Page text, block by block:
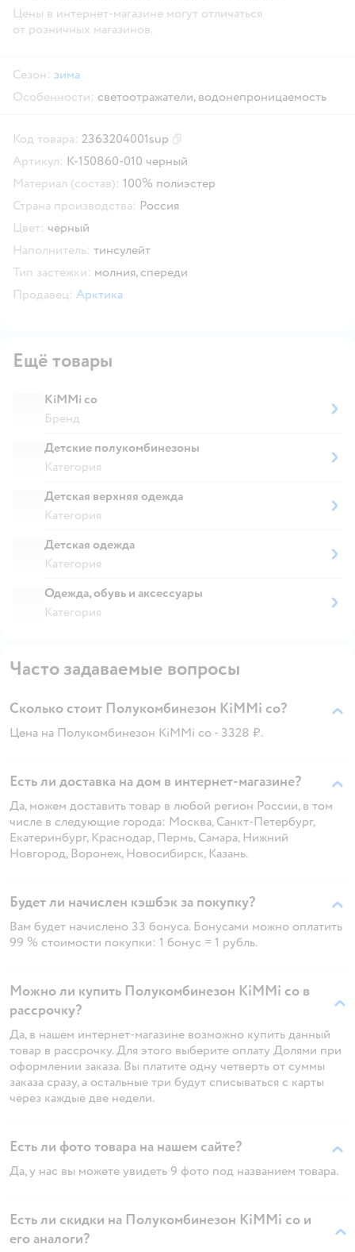
Цены в интернет-магазине могут отличаться
от розничных магазинов.
Сезон: зима
Особенности: светоотражатели, водонепроницаемость
Код товара: 2363204001sup
Артикул: К-150860-010 черный
Материал (состав): 100% полиэстер
Страна производства: Россия
Цвет: черный
Наполнитель: тинсулейт
Тип застежки: молния, спереди
Продавец: Арктика
Ещё товары
KiMMi co
Бренд
Детские полукомбинезоны
Категория
Детская верхняя одежда
Категория
Детская одежда
Категория
Одежда, обувь и аксессуары
Категория
Часто задаваемые вопросы
Сколько стоит Полукомбинезон KiMMi co?
Цена на Полукомбинезон KiMMi co - 3328 ₽.
Есть ли доставка на дом в интернет-магазине?
Да, можем доставить товар в любой регион России, в том
числе в следующие города: Москва, Санкт-Петербург,
Екатеринбург, Краснодар, Пермь, Самара, Нижний
Новгород, Воронеж, Новосибирск, Казань.
Будет ли начислен кэшбэк за покупку?
Вам будет начислено 33 бонуса. Бонусами можно оплатить
99 % стоимости покупки: 1 бонус = 1 рубль.
Можно ли купить Полукомбинезон KiMMi co в
рассрочку?
Да, в нашем интернет-магазине возможно купить данный
товар в рассрочку. Для этого выберите оплату Долями при
оформлении заказа. Вы платите одну четверть от суммы
заказа сразу, а остальные три будут списываться с карты
через каждые две недели.
Есть ли фото товара на нашем сайте?
Да, у нас вы можете увидеть 9 фото под названием товара.
Есть ли скидки на Полукомбинезон KiMMi co и
его аналоги?